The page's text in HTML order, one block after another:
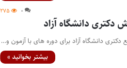
۰ ۲۷۵
دانشگاه آزاد
دانشگاه آزاد برای دوره های با آزمون و…
بیشتر بخوانید »